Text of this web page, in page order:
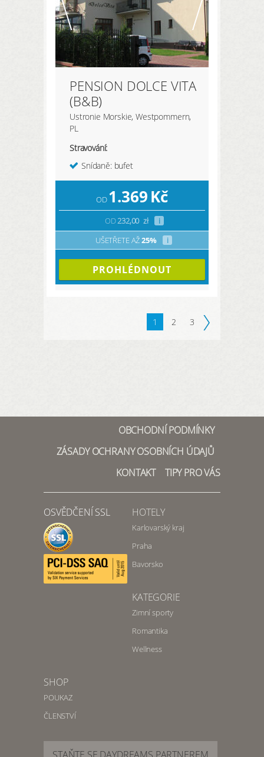
PENSION DOLCE VITA
(B&B)
Ustronie Morskie, Westpommern,
PL
Stravování:
Snídaně: bufet
OD1.369Kč
OD232,00 zł
i
UŠETŘETE AŽ25% i
PROHLÉDNOUT
1 2 3
OBCHODNÍ PODMÍNKY
ZÁSADY OCHRANY OSOBNÍCH ÚDAJŮ
KONTAKT
TIPY PRO VÁS
OSVĚDČENÍ SSL HOTELY
Karlovarský kraj
Praha
Bavorsko
KATEGORIE
Zimní sporty
Romantika
Wellness
SHOP
POUKAZ
ČLENSTVÍ